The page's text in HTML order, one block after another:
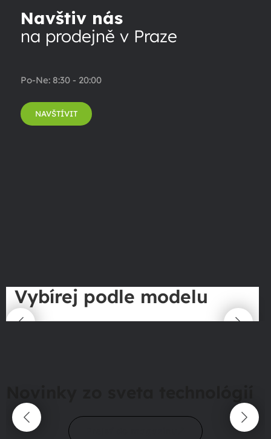
Navštiv nás
na prodejně v Praze
Po-Ne: 8:30 - 20:00
NAVŠTÍVIT
Vybírej podle modelu